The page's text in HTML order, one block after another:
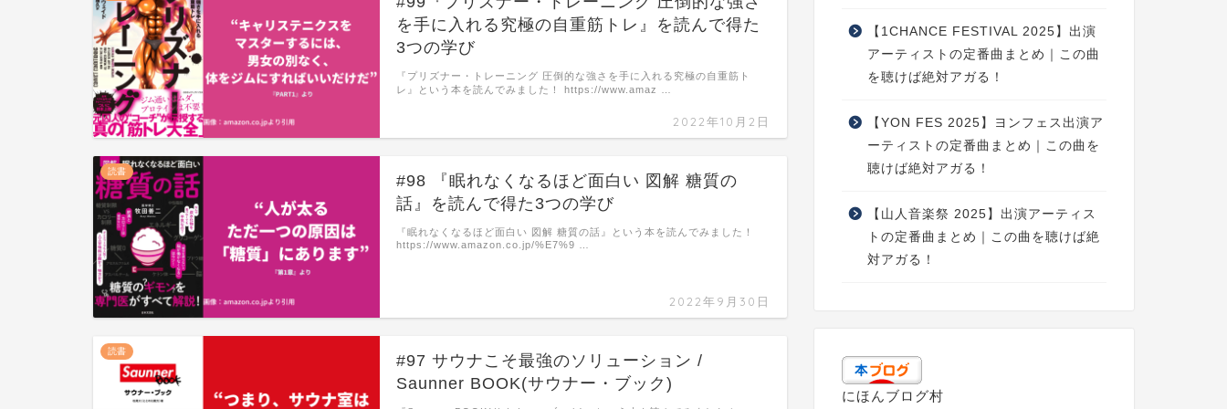
を手に入れる究極の自重筋トレ』を読んで得た
3つの学び
2022年10月2日
『プリズナー・トレーニング 圧倒的な強さを手に入れる究極の自重筋ト
レ』という本を読んでみました！ https://www.amaz …
読書
#98 『眠れなくなるほど面白い 図解 糖質の
話』を読んで得た3つの学び
2022年9月30日
『眠れなくなるほど面白い 図解 糖質の話』という本を読んでみました！
https://www.amazon.co.jp/%E7%9 …
読書
#97 サウナこそ最強のソリューション /
Saunner BOOK(サウナー・ブック)
【1CHANCE FESTIVAL 2025】出演
アーティストの定番曲まとめ｜この曲
を聴けば絶対アガる！
【YON FES 2025】ヨンフェス出演ア
ーティストの定番曲まとめ｜この曲を
聴けば絶対アガる！
【山人音楽祭 2025】出演アーティス
トの定番曲まとめ｜この曲を聴けば絶
対アガる！
にほんブログ村